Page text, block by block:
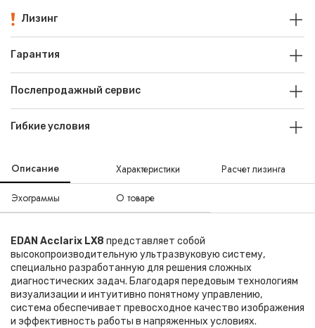
Лизинг
Гарантия
Послепродажный сервис
Гибкие условия
Описание Характеристики Расчет лизинга
Эхограммы О товаре
EDAN Acclarix LX8 представляет собой
высокопроизводительную ультразвуковую систему,
специально разработанную для решения сложных
диагностических задач. Благодаря передовым технологиям
визуализации и интуитивно понятному управлению,
система обеспечивает превосходное качество изображения
и эффективность работы в напряженных условиях.